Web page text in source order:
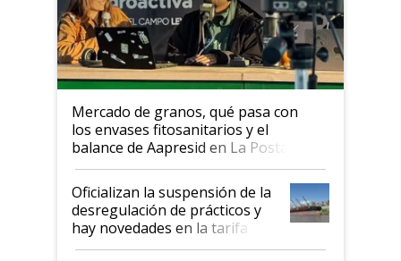
Mercado de granos, qué pasa con
los envases fitosanitarios y el
balance de Aapresid en La Posta
Oficializan la suspensión de la
desregulación de prácticos y
hay novedades en la tarifa de
la hidrovía